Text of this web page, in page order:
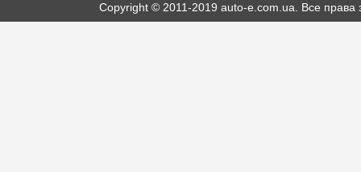
Copyright © 2011-2019 auto-e.com.ua. Все